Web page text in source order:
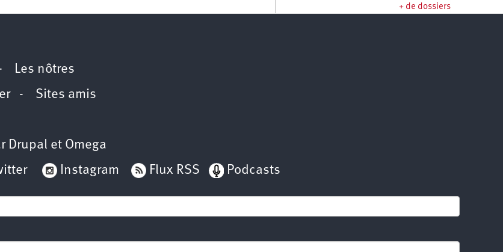
+ de dossiers
Les nôtres
- Sites amis
Drupal et Omega
Instagram Flux RSS Podcasts